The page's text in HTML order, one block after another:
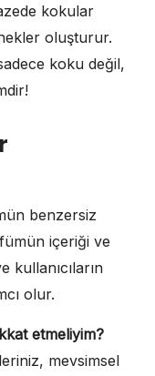
kokular
oluşturur.
koku değil,
benzersiz
içeriği ve
kullanıcıların
olur.
etmeliyim?
mevsimsel